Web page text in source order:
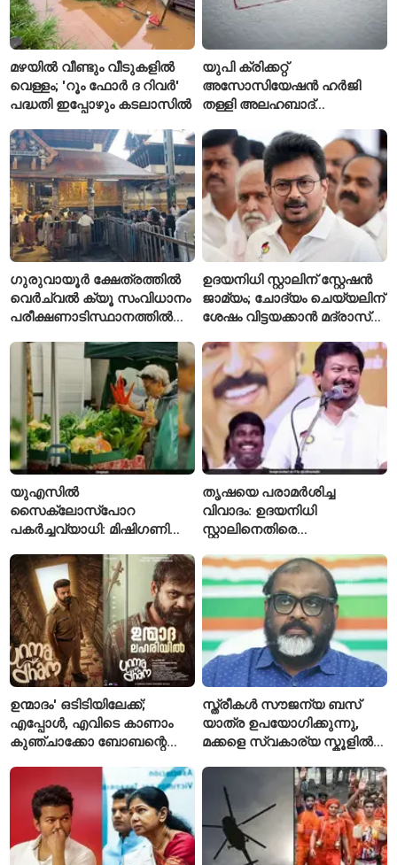
മഴയിൽ വീണ്ടും വീടുകളിൽ
വെള്ളം; 'റൂം ഫോർ ദ റിവർ'
പദ്ധതി ഇപ്പോഴും കടലാസിൽ
യുപി ക്രിക്കറ്റ്
അസോസിയേഷൻ ഹർജി
തള്ളി അലഹബാദ്
ഗുരുവായൂർ ക്ഷേത്രത്തിൽ
വെർച്വൽ ക്യൂ സംവിധാനം
പരീക്ഷണാടിസ്ഥാനത്തിൽ
ഉദയനിധി സ്റ്റാലിന് സ്റ്റേഷൻ
ജാമ്യം; ചോദ്യം ചെയ്യലിന്
ശേഷം വിട്ടയക്കാൻ മദ്രാസ്
യുഎസിൽ
സൈക്ലോസ്പോറ
പകർച്ചവ്യാധി: മിഷിഗണിൽ
സ്ഥിരീകരിച്ചു
തൃഷയെ പരാമർശിച്ച
വിവാദം: ഉദയനിധി
സ്റ്റാലിനെതിരെ
എന്തെല്ലാം കുറ്റങ്ങൾ?
ഉന്മാദം' ഒടിടിയിലേക്ക്;
എപ്പോൾ, എവിടെ കാണാം
കുഞ്ചാക്കോ ബോബന്റെ
സ്ത്രീകൾ സൗജന്യ ബസ്
യാത്ര ഉപയോഗിക്കുന്നു,
മക്കളെ സ്വകാര്യ സ്കൂളിൽ